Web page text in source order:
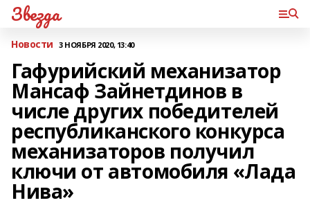
Звезда
Новости 3 НОЯБРЯ 2020, 13:40
Гафурийский механизатор
Мансаф Зайнетдинов в
числе других победителей
республиканского конкурса
механизаторов получил
ключи от автомобиля «Лада
Нива»